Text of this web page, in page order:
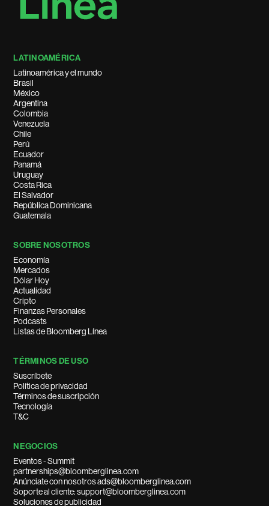
LATINOAMÉRICA
Latinoamérica y el mundo
Brasil
México
Argentina
Colombia
Venezuela
Chile
Perú
Ecuador
Panamá
Uruguay
Costa Rica
El Salvador
República Dominicana
Guatemala
SOBRE NOSOTROS
Economía
Mercados
Dólar Hoy
Actualidad
Cripto
Finanzas Personales
Podcasts
Listas de Bloomberg Línea
TÉRMINOS DE USO
Suscríbete
Política de privacidad
Términos de suscripción
Tecnología
T&C
NEGOCIOS
Eventos - Summit
partnerships@bloomberglinea.com
Anúnciate con nosotros ads@bloomberglinea.com
Soporte al cliente: support@bloomberglinea.com
Soluciones de publicidad